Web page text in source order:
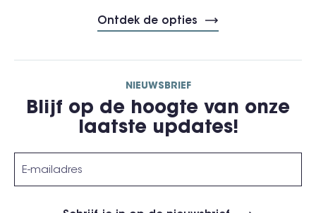
Ontdek de opties
NIEUWSBRIEF
Blijf op de hoogte van onze
laatste updates!